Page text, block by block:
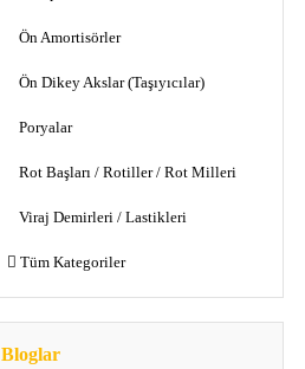
Ön Amortisörler
Ön Dikey Akslar (Taşıyıcılar)
Poryalar
Rot Başları / Rotiller / Rot Milleri
Viraj Demirleri / Lastikleri
Tüm Kategoriler
Bloglar